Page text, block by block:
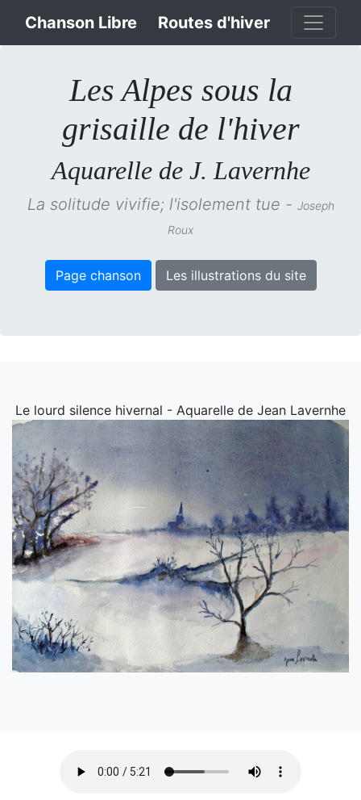
Chanson Libre Routes d'hiver
Les Alpes sous la
grisaille de l'hiver
Aquarelle de J. Lavernhe
La solitude vivifie; l'isolement tue - Joseph
Roux
Page chanson Les illustrations du site
Le lourd silence hivernal - Aquarelle de Jean Lavernhe